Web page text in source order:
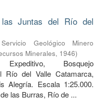
las Juntas del Río del
Geológico Minero
Minerales, 1946)
Expeditivo, Bosquejo
Río del Valle Catamarca,
Alegría. Escala 1:25.000.
las Burras, Río de ...